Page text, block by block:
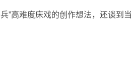
”高难度床戏的创作想法，还谈到当